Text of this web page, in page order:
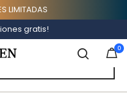
LIMITADAS
gratis!
0